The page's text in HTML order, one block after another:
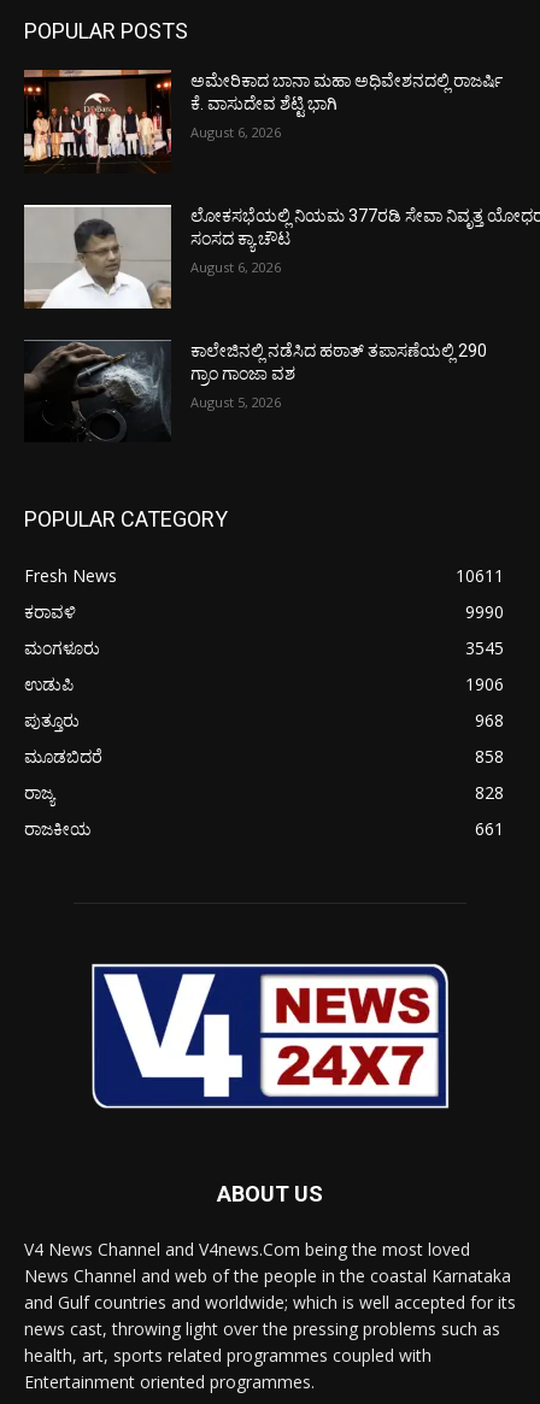
POPULAR POSTS
ಅಮೇರಿಕಾದ ಬಾನಾ ಮಹಾ ಅಧಿವೇಶನದಲ್ಲಿ ರಾಜರ್ಷಿ
ಕೆ. ವಾಸುದೇವ ಶೆಟ್ಟಿ ಭಾಗಿ
August 6, 2026
ಲೋಕಸಭೆಯಲ್ಲಿ ನಿಯಮ 377ರಡಿ ಸೇವಾ ನಿವೃತ್ತ
ಸಂಸದ ಕ್ಯಾ.ಚೌಟ
August 6, 2026
ಕಾಲೇಜಿನಲ್ಲಿ ನಡೆಸಿದ ಹಠಾತ್ ತಪಾಸಣೆಯಲ್ಲಿ 290
ಗ್ರಾಂ ಗಾಂಜಾ ವಶ
August 5, 2026
POPULAR CATEGORY
Fresh News
10611
ಕರಾವಳಿ
9990
ಮಂಗಳೂರು
3545
ಉಡುಪಿ
1906
ಪುತ್ತೂರು
968
ಮೂಡಬಿದರೆ
858
ರಾಜ್ಯ
828
ರಾಜಕೀಯ
661
ABOUT US
V4 News Channel and V4news.Com being the most loved
News Channel and web of the people in the coastal Karnataka
and Gulf countries and worldwide; which is well accepted for its
news cast, throwing light over the pressing problems such as
health, art, sports related programmes coupled with
Entertainment oriented programmes.